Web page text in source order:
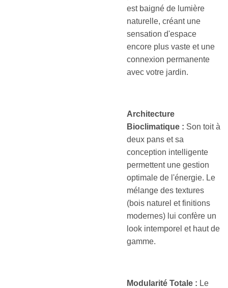
est baigné de lumière
naturelle, créant une
sensation d'espace
encore plus vaste et une
connexion permanente
avec votre jardin.
Architecture
Bioclimatique : Son toit à
deux pans et sa
conception intelligente
permettent une gestion
optimale de l'énergie. Le
mélange des textures
(bois naturel et finitions
modernes) lui confère un
look intemporel et haut de
gamme.
Modularité Totale : Le